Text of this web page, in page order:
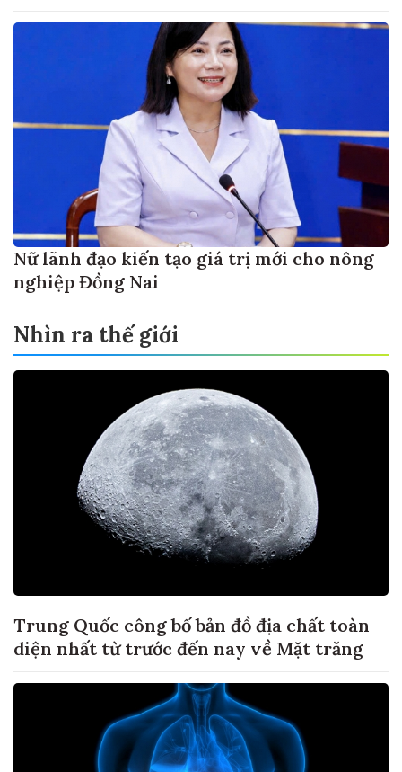
Nữ lãnh đạo kiến tạo giá trị mới cho nông
nghiệp Đồng Nai
Nhìn ra thế giới
Trung Quốc công bố bản đồ địa chất toàn
diện nhất từ trước đến nay về Mặt trăng